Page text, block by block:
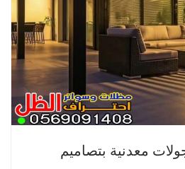
معدنية بتصاميم